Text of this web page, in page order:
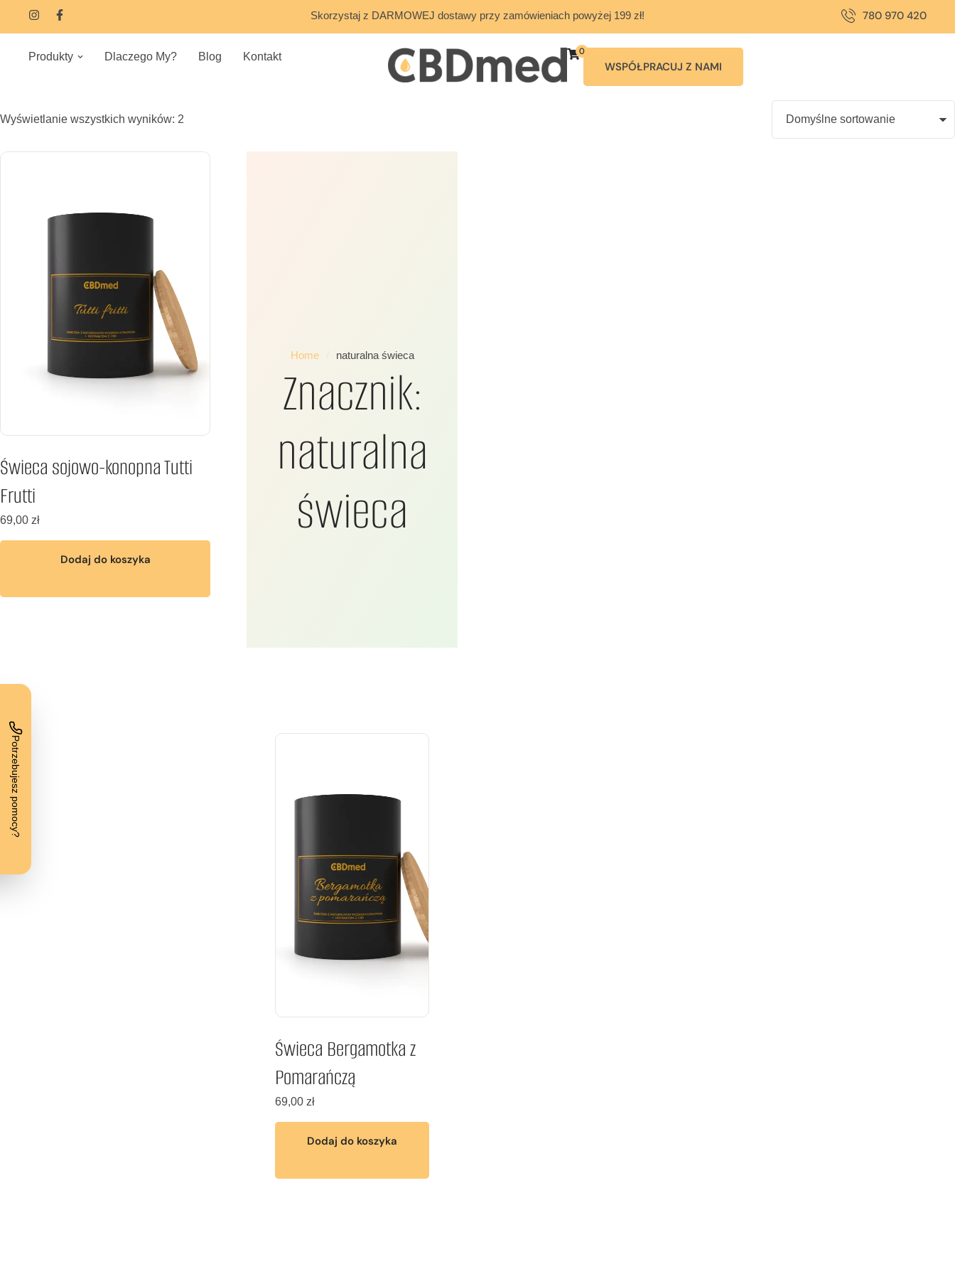
Skorzystaj z DARMOWEJ dostawy przy zamówieniach powyżej 199 zł! 780 970 420
Produkty Dlaczego My? Blog Kontakt 0
WSPÓŁPRACUJ Z NAMI
Wyświetlanie wszystkich wyników: 2
Świeca sojowo-konopna Tutti
Frutti
69,00 zł
Dodaj do koszyka
Home naturalna świeca
Znacznik:
naturalna
świeca
Świeca Bergamotka z
Pomarańczą
69,00 zł
Dodaj do koszyka